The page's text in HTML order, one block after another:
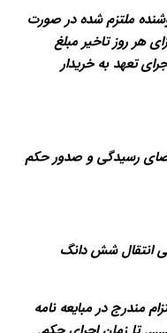
ملتزم شده در صورت
هر روز تاخیر مبلغ
تعهد به خریدار
رسیدگی و صدور حکم
انتقال شش دانگ
مندرج در مبایعه نامه